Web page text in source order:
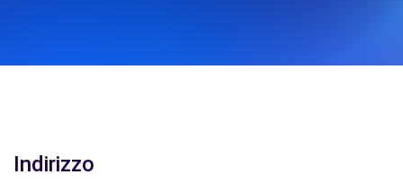
Indirizzo